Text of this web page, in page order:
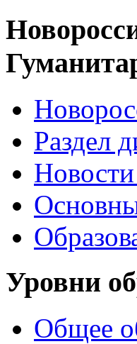
Раздел
Уровни
Общее